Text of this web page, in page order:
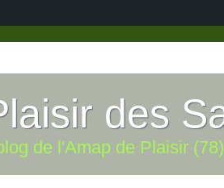
des
de l'Amap de Plaisir (78)